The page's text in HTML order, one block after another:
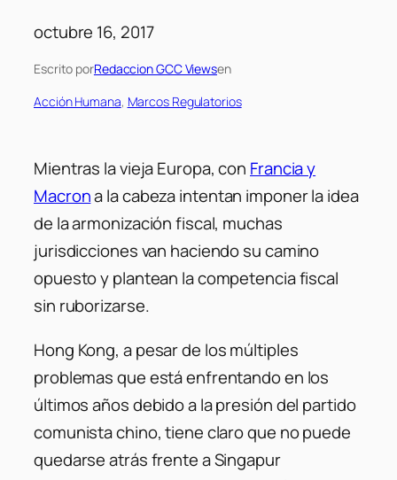
octubre 16, 2017
Escrito porRedaccion GCC Viewsen
Acción Humana, Marcos Regulatorios
Mientras la vieja Europa, con Francia y
Macrona la cabeza intentan imponer la idea
de la armonización fiscal, muchas
jurisdicciones van haciendo su camino
opuesto y plantean la competencia fiscal
sin ruborizarse.
Hong Kong, a pesar de los múltiples
problemas que está enfrentando en los
últimos años debido a la presión del partido
comunista chino, tiene claro que no puede
quedarse atrás frente a Singapur